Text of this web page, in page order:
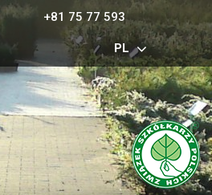
+81 75 77 593
PL